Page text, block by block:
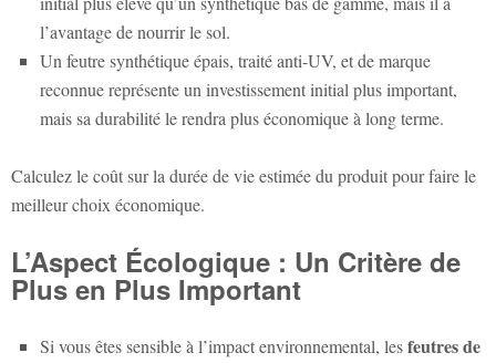
l’avantage de nourrir le sol.
Un feutre synthétique épais, traité anti-UV, et de marque
reconnue représente un investissement initial plus important,
mais sa durabilité le rendra plus économique à long terme.
Calculez le coût sur la durée de vie estimée du produit pour faire le
meilleur choix économique.
L’Aspect Écologique : Un Critère de
Plus en Plus Important
Si vous êtes sensible à l’impact environnemental, lesfeutres de